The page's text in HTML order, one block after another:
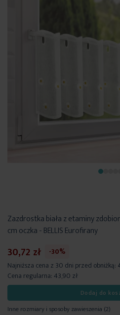
Zazdrostka biała z etaminy
cm oczka - BELLIS Eurofirany
30,72 zł
-30%
Najniższa cena z 30 dni przed obniżką:
Cena regularna:43,90 zł
Dodaj do
Inne rozmiary i sposoby zawieszenia (2)